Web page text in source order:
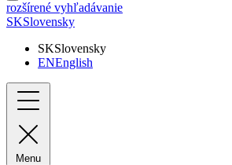
rozšírené vyhľadávanie
SKSlovensky
SKSlovensky
ENEnglish
Menu